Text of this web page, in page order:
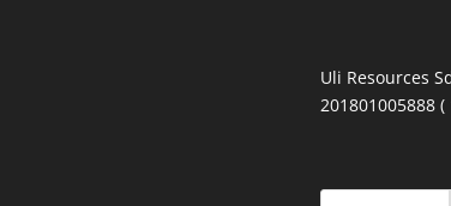
Uli Resources
201801005888 (